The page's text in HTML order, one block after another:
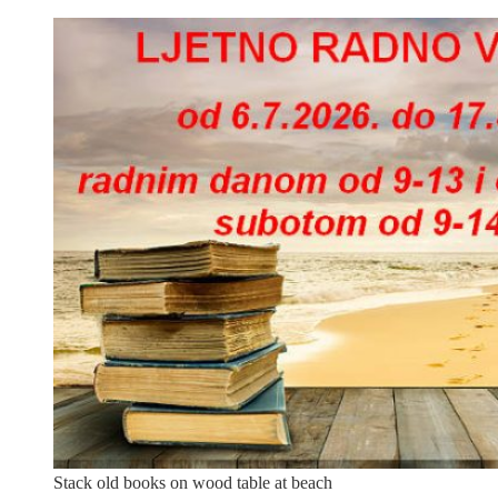
Stack old books on wood table at beach